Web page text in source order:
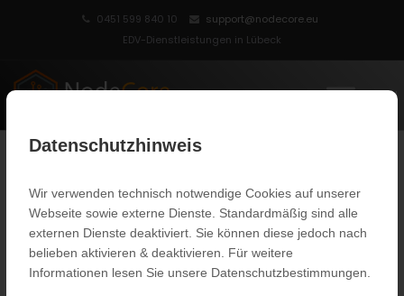
0451 599 840 10
support@nodecore.eu
EDV-Dienstleistungen in Lübeck
MENU
NodeCore – IT-Dienstleister
UNTERNEHMEN (KMU)
Datenschutzhinweis
Wir verwenden technisch notwendige Cookies auf unserer
Webseite sowie externe Dienste. Standardmäßig sind alle
externen Dienste deaktiviert. Sie können diese jedoch nach
belieben aktivieren & deaktivieren. Für weitere
Informationen lesen Sie unsere Datenschutzbestimmungen.